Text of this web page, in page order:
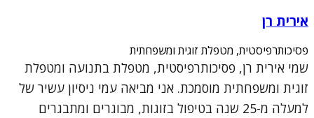
אירית רן
פסיכותרפיסטית, מטפלת זוגית ומשפחתית
שמי אירית רן, פסיכותרפיסטית, מטפלת בתנועה ומטפלת
זוגית ומשפחתית מוסמכת. אני מביאה עמי ניסיון עשיר של
למעלה מ-25 שנה בטיפול בזוגות, מבוגרים ומתבגרים